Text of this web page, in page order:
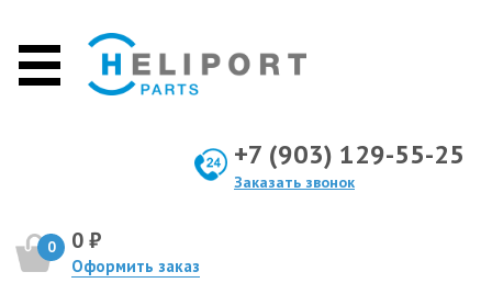
+7 (903) 129-55-25
Заказать звонок
0 0 ₽
Оформить заказ